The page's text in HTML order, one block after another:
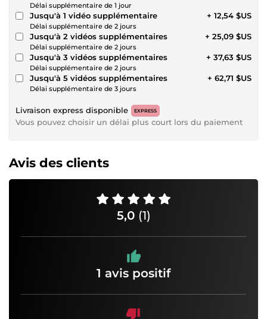
Délai supplémentaire de 1 jour
Jusqu'à 1 vidéo supplémentaire
Délai supplémentaire de 2 jours
+ 12,54 $US
Jusqu'à 2 vidéos supplémentaires
Délai supplémentaire de 2 jours
+ 25,09 $US
Jusqu'à 3 vidéos supplémentaires
Délai supplémentaire de 2 jours
+ 37,63 $US
Jusqu'à 5 vidéos supplémentaires
Délai supplémentaire de 3 jours
+ 62,71 $US
Livraison express disponible EXPRESS
Vous pouvez choisir un délai plus court lors du paiement
Avis des clients
5,0 (1)
1 avis positif